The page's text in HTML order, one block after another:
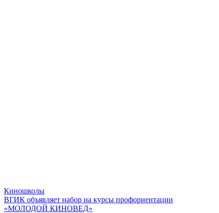
Киношколы
ВГИК объявляет набор на курсы профориентации
«МОЛОДОЙ КИНОВЕД»